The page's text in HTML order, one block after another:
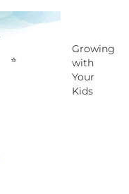
Growing
with
Your
Kids